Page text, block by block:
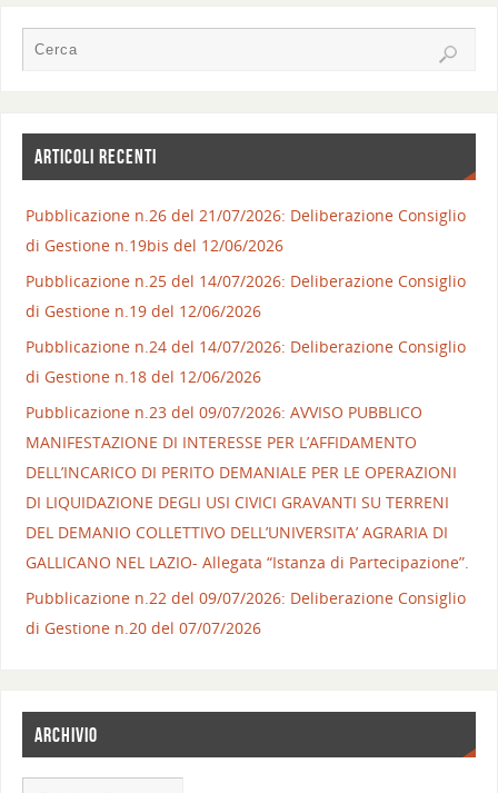
ARTICOLI RECENTI
Pubblicazione n.26 del 21/07/2026: Deliberazione Consiglio
di Gestione n.19bis del 12/06/2026
Pubblicazione n.25 del 14/07/2026: Deliberazione Consiglio
di Gestione n.19 del 12/06/2026
Pubblicazione n.24 del 14/07/2026: Deliberazione Consiglio
di Gestione n.18 del 12/06/2026
Pubblicazione n.23 del 09/07/2026: AVVISO PUBBLICO
MANIFESTAZIONE DI INTERESSE PER L’AFFIDAMENTO
DELL’INCARICO DI PERITO DEMANIALE PER LE OPERAZIONI
DI LIQUIDAZIONE DEGLI USI CIVICI GRAVANTI SU TERRENI
DEL DEMANIO COLLETTIVO DELL’UNIVERSITA’ AGRARIA DI
GALLICANO NEL LAZIO- Allegata “Istanza di Partecipazione”.
Pubblicazione n.22 del 09/07/2026: Deliberazione Consiglio
di Gestione n.20 del 07/07/2026
ARCHIVIO